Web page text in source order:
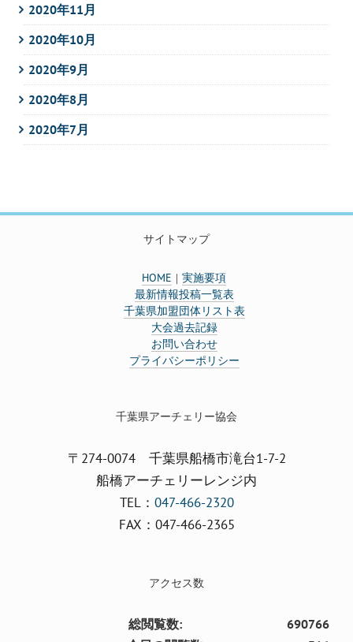
2020年11月
2020年10月
2020年9月
2020年8月
2020年7月
サイトマップ
HOME ｜実施要項
最新情報投稿一覧表
千葉県加盟団体リスト表
大会過去記録
お問い合わせ
プライバシーポリシー
千葉県アーチェリー協会
〒274-0074 千葉県船橋市滝台1-7-2
船橋アーチェリーレンジ内
TEL： 047-466-2320
FAX：047-466-2365
アクセス数
690766
総閲覧数: